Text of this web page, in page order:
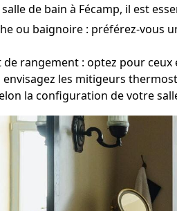
de bain à Fécamp, il est
ou baignoire : préférez-vous
de rangement : optez pour
envisagez les mitigeurs
la configuration de votre